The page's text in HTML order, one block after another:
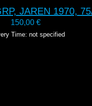
JAREN 1970,
150,00 €
Time: not specified